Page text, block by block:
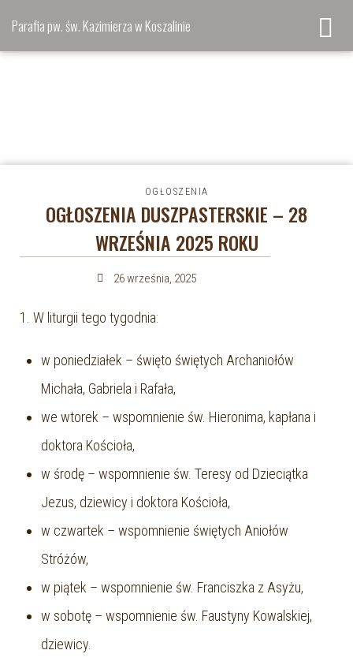
Parafia pw. św. Kazimierza w Koszalinie
OGŁOSZENIA
OGŁOSZENIA DUSZPASTERSKIE – 28
WRZEŚNIA 2025 ROKU
26 września, 2025
1. W liturgii tego tygodnia:
w poniedziałek – święto świętych Archaniołów
Michała, Gabriela i Rafała,
we wtorek – wspomnienie św. Hieronima, kapłana i
doktora Kościoła,
w środę – wspomnienie św. Teresy od Dzieciątka
Jezus, dziewicy i doktora Kościoła,
w czwartek – wspomnienie świętych Aniołów
Stróżów,
w piątek – wspomnienie św. Franciszka z Asyżu,
w sobotę – wspomnienie św. Faustyny Kowalskiej,
dziewicy.